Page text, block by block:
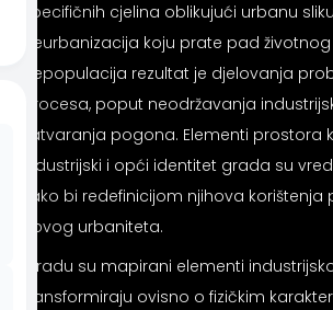
specifičnih cjelina oblikujući urbanu
deurbanizacija koju prate pad
depopulacija rezultat je djelovanja
procesa, poput neodržavanja
zatvaranja pogona. Elementi prostora
industrijski i opći identitet grada su
kako bi redefinicijom njihova
novog urbaniteta.
U radu su mapirani elementi
transformiraju ovisno o fizičkim
režim za epilepsiju